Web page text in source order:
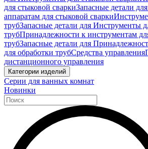
для стыковой сваркиЗапасные детали
аппаратам для стыковой сварки
трубЗапасные детали для Инструменты
трубПринадлежности к инструментам
трубЗапасные детали для
для обработки трубСредства управления
дистанционного управления
Категории изделий
Серии для ванных комнат
Новинки